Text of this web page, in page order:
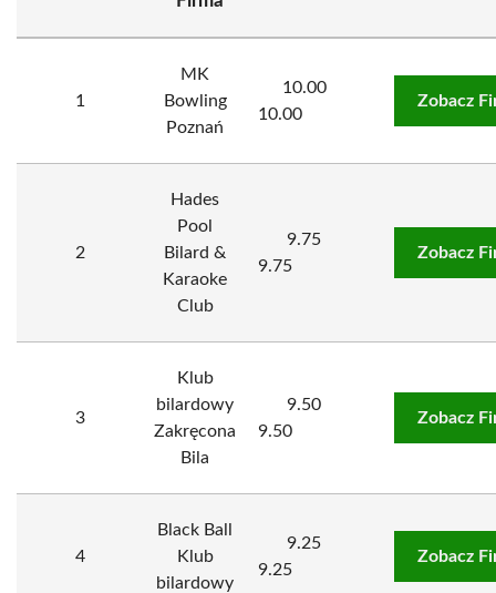
1
MK
Bowling
Poznań
10.00
10.00
Zobacz
2
Hades
Pool
Bilard &
Karaoke
Club
9.75
9.75
Zobacz
3
Klub
bilardowy
Zakręcona
Bila
9.50
9.50
Zobacz
4
Black Ball
Klub
bilardowy
9.25
9.25
Zobacz